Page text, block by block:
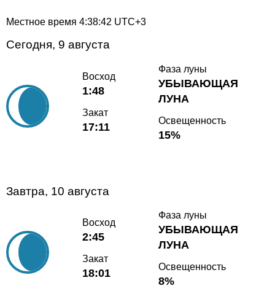
Местное время 4:38:42 UTC+3
Сегодня, 9 августа
Восход
1:48
Закат
17:11
Фаза луны
УБЫВАЮЩАЯ
ЛУНА
Освещенность
15%
Завтра, 10 августа
Восход
2:45
Закат
18:01
Фаза луны
УБЫВАЮЩАЯ
ЛУНА
Освещенность
8%